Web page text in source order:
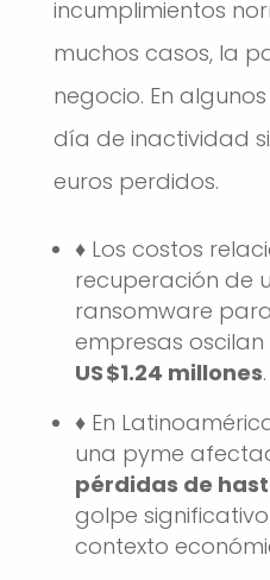
incumplimientos
muchos casos, la
negocio. En
día de inactividad
euros perdidos.
♦️ Los costos
recuperación de
ransomware
empresas oscilan
US $1.24 millones.
♦️ En
una pyme
pérdidas de
golpe
contexto